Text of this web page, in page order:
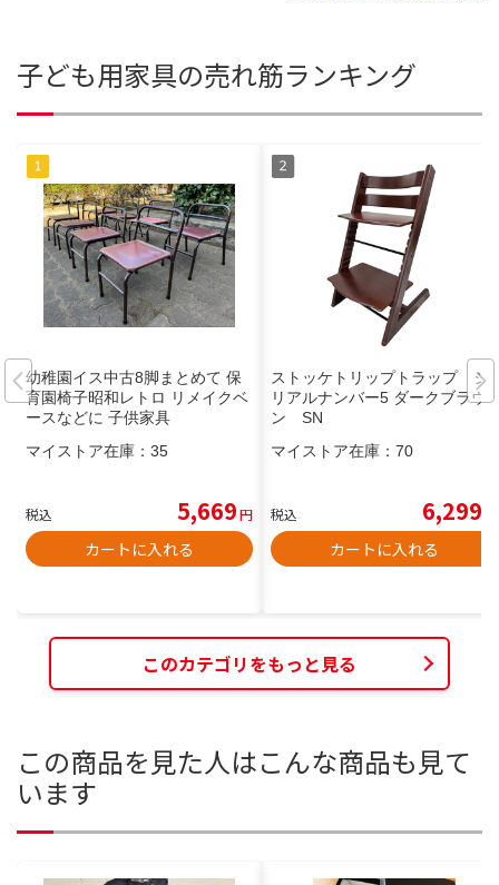
子ども用家具の売れ筋ランキング
幼稚園イス中古8脚まとめて 保
育園椅子昭和レトロ リメイクベ
ースなどに 子供家具
マイストア在庫： 35
税込 5,669円
カートに入れる
ストッケトリップトラップ シ
リアルナンバー5 ダークブラウ
ン SN
マイストア在庫： 70
税込 6,299
カートに入れる
このカテゴリをもっと見る
この商品を見た人はこんな商品も見て
います